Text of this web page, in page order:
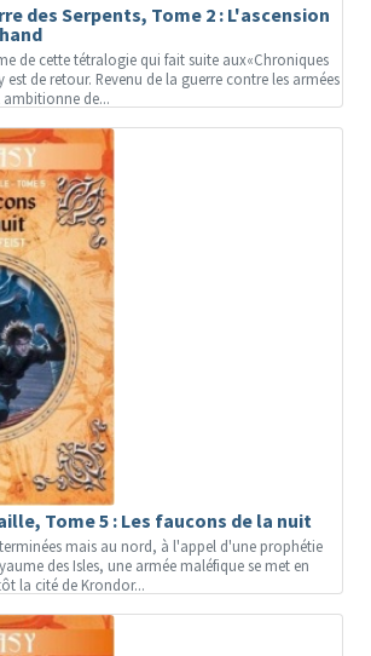
des Serpents, Tome 2 : L'ascension
de cette tétralogie qui fait suite aux«Chroniques
de retour. Revenu de la guerre contre les armées
ambitionne de...
Tome 5 : Les faucons de la nuit
mais au nord, à l'appel d'une prophétie
des Isles, une armée maléfique se met en
la cité de Krondor...